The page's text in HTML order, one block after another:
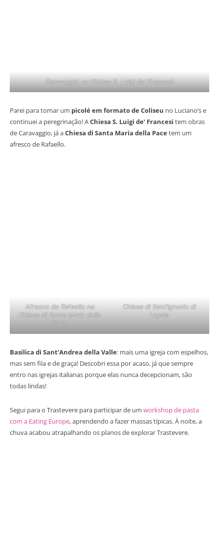
Caravaggio na Chiesa S. Luigi de’ Francesi
Parei para tomar um picolé em formato de Coliseu no Luciano’s e
continuei a peregrinação! AChiesa S. Luigi de’ Francesi tem obras
de Caravaggio, já aChiesa di Santa Maria della Pace tem um
afresco de Rafaello.
Afresco de Rafaello na
Chiesa di Santa Maria della
Pace
Chiesa di Sant’Ignazio di
Loyola
Basilica di Sant’Andrea della Valle: mais uma igreja com espelhos,
mas sem fila e de graça! Descobri essa por acaso, já que sempre
entro nas igrejas italianas porque elas nunca decepcionam, são
todas lindas!
Segui para o Trastevere para participar de um workshop de pasta
com a Eating Europe, aprendendo a fazer massas típicas. À noite, a
chuva acabou atrapalhando os planos de explorar Trastevere.